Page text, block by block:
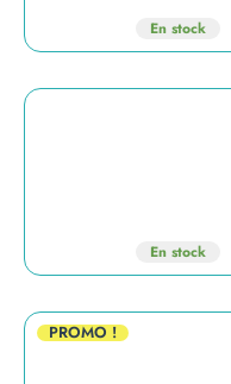
En stock
En stock
PROMO !